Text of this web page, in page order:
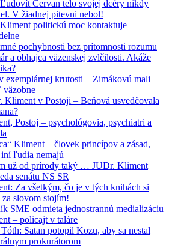
Cervan telo svojej dcéry nikdy
V žiadnej pitevni nebol!
politickú moc kontaktuje
pochybnosti bez prítomnosti rozumu
a obhajca väzenskej zvlčilosti. Akáže
exemplárnej krutosti – Zimákovú mali
väzobne
Kliment v Postoji – Beňová usvedčovala
Postoj – psychológovia, psychiatri a
Kliment – človek princípov a zásad,
ľudia nemajú
už od prírody taký … JUDr. Kliment
senátu NS SR
Za všetkým, čo je v tých knihách si
za slovom stojím!
SME odmieta jednostrannú medializáciu
– policajt v taláre
Tóth: Satan potopil Kozu, aby sa nestal
prokurátorom